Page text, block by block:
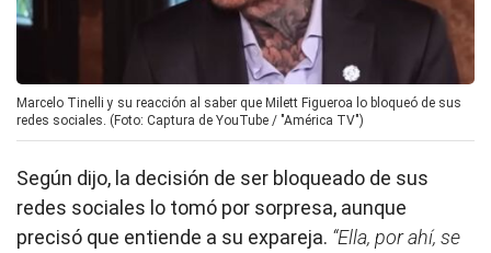
Marcelo Tinelli y su reacción al saber que Milett Figueroa lo bloqueó de sus
redes sociales. (Foto: Captura de YouTube / "América TV")
Según dijo, la decisión de ser bloqueado de sus
redes sociales lo tomó por sorpresa, aunque
precisó que entiende a su expareja. “Ella, por ahí, se